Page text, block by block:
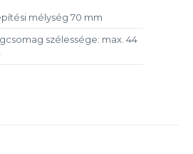
mélység 70 mm
szélessége: max. 44